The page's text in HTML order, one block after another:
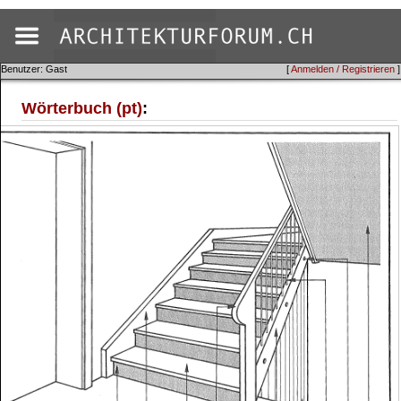
[Anmelden / Registrieren ]
Benutzer: Gast
Wörterbuch (pt):